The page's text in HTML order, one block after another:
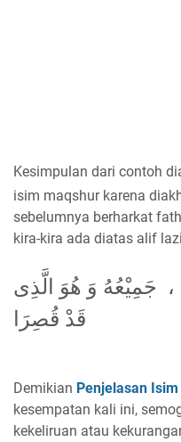
Kesimpulan dari contoh
isim maqshur karena
sebelumnya berharkat
kira-kira ada diatas alif
، جَمِيْعُهُ وَ هُوَ الَّذِى
قَدْ قُصِرَا
Demikian
kesempatan kali ini,
kekeliruan atau